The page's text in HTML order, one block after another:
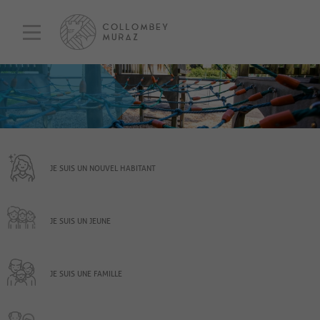
JE SUIS UN NOUVEL HABITANT
JE SUIS UN JEUNE
JE SUIS UNE FAMILLE